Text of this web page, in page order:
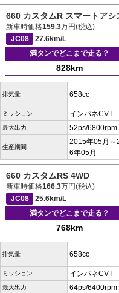
660 カスタムR スマートアシ
新車時価格159.3万円(税込)
JC08
27.6km/L
満タンでどこまで走る？
828km
排気量 658cc
ミッション インパネCVT
最大出力 52ps/6800rpm
生産期間
2015年05月～
6年05月
660 カスタムRS 4WD
新車時価格166.3万円(税込)
JC08
25.6km/L
満タンでどこまで走る？
768km
排気量 658cc
ミッション インパネCVT
最大出力 64ps/6400rpm